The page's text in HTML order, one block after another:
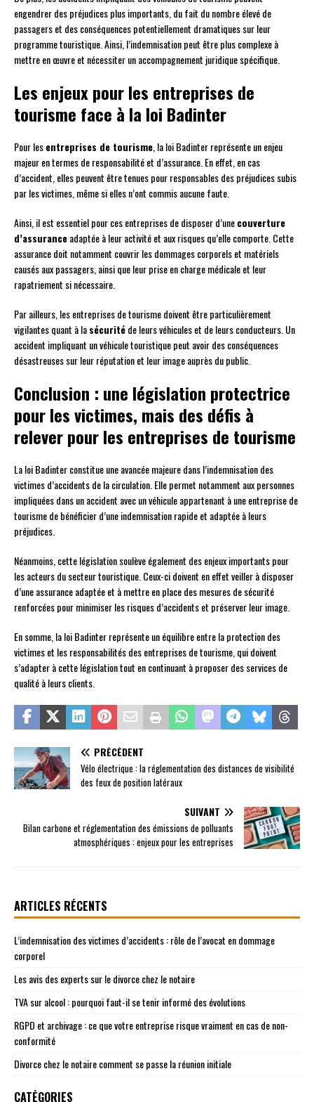
engendrer des préjudices plus importants, du fait du nombre élevé de
passagers et des conséquences potentiellement dramatiques sur leur
programme touristique. Ainsi, l’indemnisation peut être plus complexe à
mettre en œuvre et nécessiter un accompagnement juridique spécifique.
Les enjeux pour les entreprises de
tourisme face à la loi Badinter
Pour lesentreprises de tourisme , la loi Badinter représente un enjeu
majeur en termes de responsabilité et d’assurance. En effet, en cas
d’accident, elles peuvent être tenues pour responsables des préjudices subis
par les victimes, même si elles n’ont commis aucune faute.
Ainsi, il est essentiel pour ces entreprises de disposer d’unecouverture
d’assuranceadaptée à leur activité et aux risques qu’elle comporte. Cette
assurance doit notamment couvrir les dommages corporels et matériels
causés aux passagers, ainsi que leur prise en charge médicale et leur
rapatriement si nécessaire.
Par ailleurs, les entreprises de tourisme doivent être particulièrement
vigilantes quant à lasécuritéde leurs véhicules et de leurs conducteurs. Un
accident impliquant un véhicule touristique peut avoir des conséquences
désastreuses sur leur réputation et leur image auprès du public.
Conclusion : une législation protectrice
pour les victimes, mais des défis à
relever pour les entreprises de tourisme
La loi Badinter constitue une avancée majeure dans l’indemnisation des
victimes d’accidents de la circulation. Elle permet notamment aux personnes
impliquées dans un accident avec un véhicule appartenant à une entreprise de
tourisme de bénéficier d’une indemnisation rapide et adaptée à leurs
préjudices.
Néanmoins, cette législation soulève également des enjeux importants pour
les acteurs du secteur touristique. Ceux-ci doivent en effet veiller à disposer
d’une assurance adaptée et à mettre en place des mesures de sécurité
renforcées pour minimiser les risques d’accidents et préserver leur image.
En somme, la loi Badinter représente un équilibre entre la protection des
victimes et les responsabilités des entreprises de tourisme, qui doivent
s’adapter à cette législation tout en continuant à proposer des services de
qualité à leurs clients.
PRÉCÉDENT
Vélo électrique : la réglementation des distances de visibilité
des feux de position latéraux
SUIVANT
Bilan carbone et réglementation des émissions de polluants
atmosphériques : enjeux pour les entreprises
ARTICLES RÉCENTS
L’indemnisation des victimes d’accidents : rôle de l’avocat en dommage
corporel
Les avis des experts sur le divorce chez le notaire
TVA sur alcool : pourquoi faut-il se tenir informé des évolutions
RGPD et archivage : ce que votre entreprise risque vraiment en cas de non-
conformité
Divorce chez le notaire comment se passe la réunion initiale
CATÉGORIES